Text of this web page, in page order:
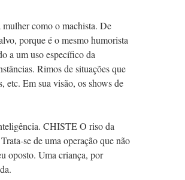
como o machista. De
porque é o mesmo humorista
a um uso específico da
Rimos de situações que
etc. Em sua visão, os shows de
CHISTE O riso da
se de uma operação que não
oposto. Uma criança, por